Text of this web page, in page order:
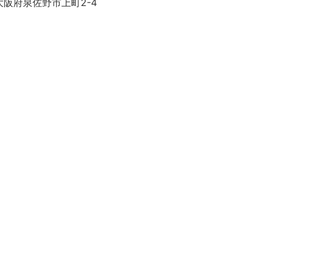
阪府泉佐野市上町2-4